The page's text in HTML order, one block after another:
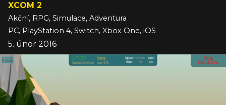
XCOM 2
Akční, RPG, Simulace, Adventura
PC, PlayStation 4, Switch, Xbox One, iOS
5. únor 2016